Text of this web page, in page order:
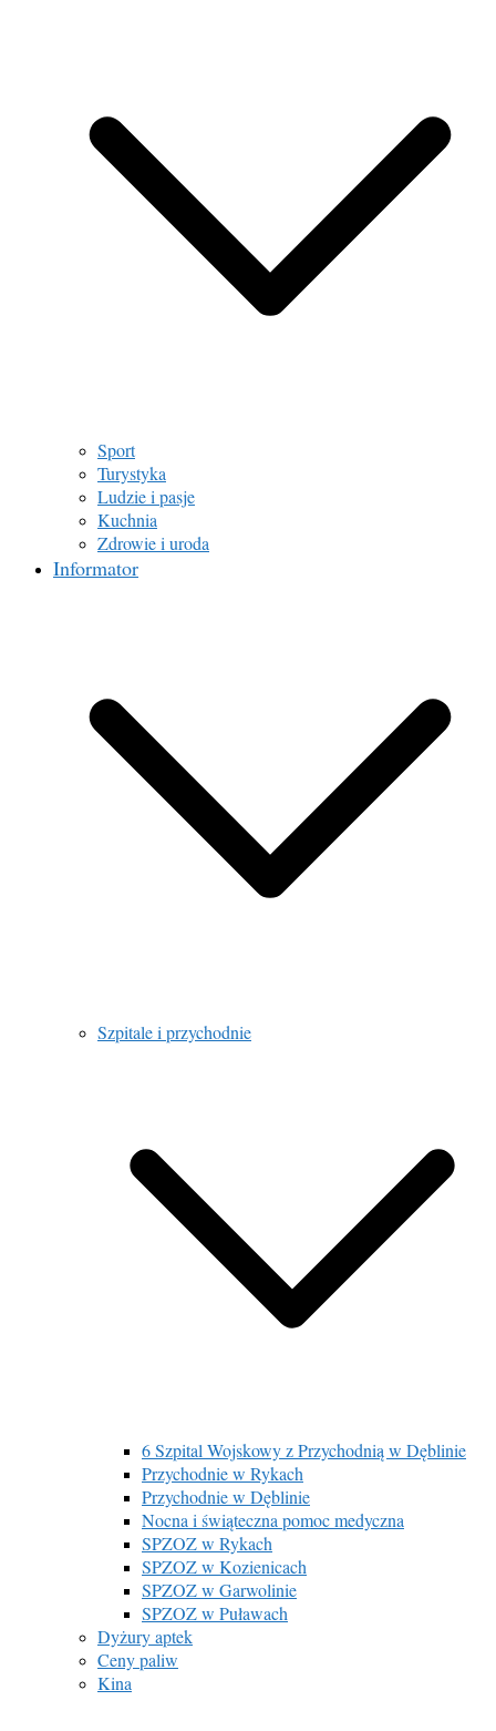
Sport
Turystyka
Ludzie i pasje
Kuchnia
Zdrowie i uroda
Informator
Szpitale i przychodnie
6 Szpital Wojskowy z Przychodnią w Dęblinie
Przychodnie w Rykach
Przychodnie w Dęblinie
Nocna i świąteczna pomoc medyczna
SPZOZ w Rykach
SPZOZ w Kozienicach
SPZOZ w Garwolinie
SPZOZ w Puławach
Dyżury aptek
Ceny paliw
Kina